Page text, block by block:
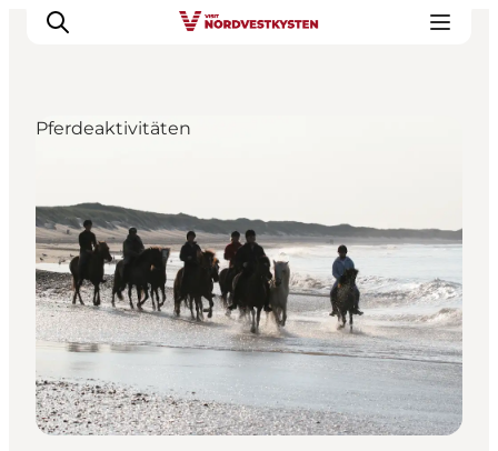
Inspiration
Events
Unterkunft
Mach deine Urlaubsplanung
Pferdeaktivitäten